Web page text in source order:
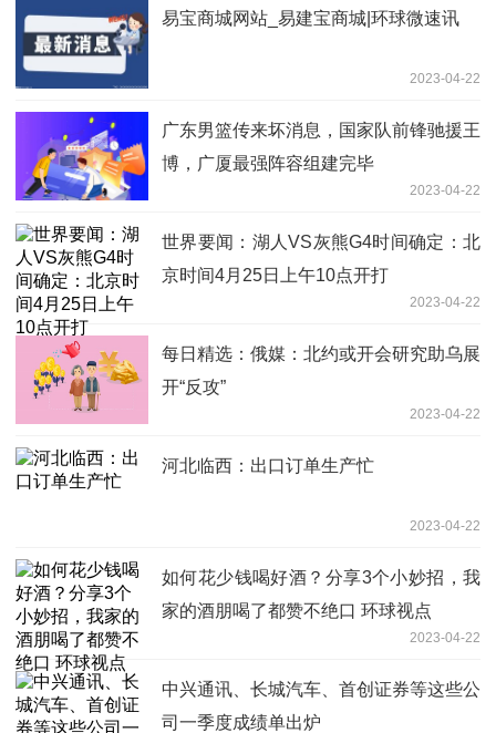
易宝商城网站_易建宝商城|环球微速讯
2023-04-22
广东男篮传来坏消息，国家队前锋驰援王
博，广厦最强阵容组建完毕
2023-04-22
世界要闻：湖人VS灰熊G4时间确定：北
京时间4月25日上午10点开打
2023-04-22
每日精选：俄媒：北约或开会研究助乌展
开“反攻”
2023-04-22
河北临西：出口订单生产忙
2023-04-22
如何花少钱喝好酒？分享3个小妙招，我
家的酒朋喝了都赞不绝口 环球视点
2023-04-22
中兴通讯、长城汽车、首创证券等这些公
司一季度成绩单出炉